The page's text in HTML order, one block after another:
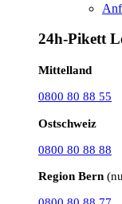
24h-Pikett
Mittelland
0800 80 88 55
Ostschweiz
0800 80 88 88
Region Bern